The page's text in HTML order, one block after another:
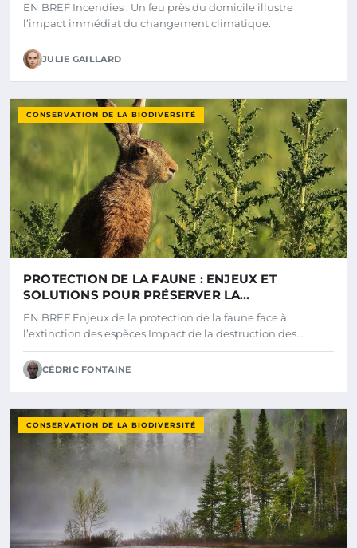
EN BREF Incendies : Un feu près du domicile illustre
l’impact immédiat du changement climatique.
JULIE GAILLARD
CONSERVATION DE LA BIODIVERSITÉ
PROTECTION DE LA FAUNE : ENJEUX ET
SOLUTIONS POUR PRÉSERVER LA
BIODIVERSITÉ
EN BREF Enjeux de la protection de la faune face à
l’extinction des espèces Impact de la destruction des…
CÉDRIC FONTAINE
CONSERVATION DE LA BIODIVERSITÉ